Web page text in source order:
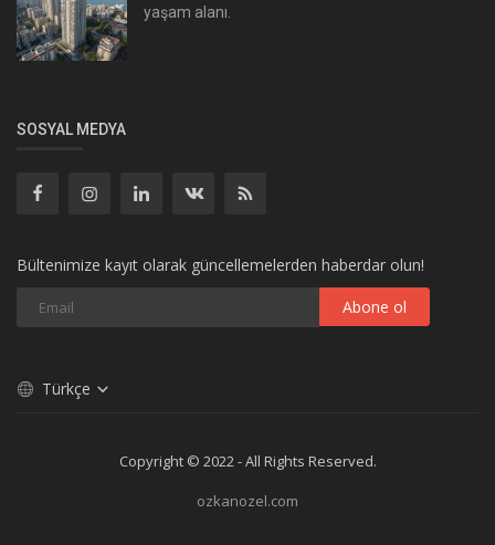
yaşam alanı.
SOSYAL MEDYA
Bültenimize kayıt olarak güncellemelerden haberdar olun!
Abone ol
Türkçe
Copyright © 2022 - All Rights Reserved.
ozkanozel.com